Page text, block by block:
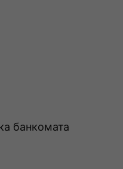
банкомата